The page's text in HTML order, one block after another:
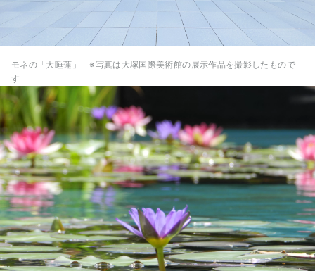
モネの「大睡蓮」 ※写真は大塚国際美術館の展示作品を撮影したもので
す